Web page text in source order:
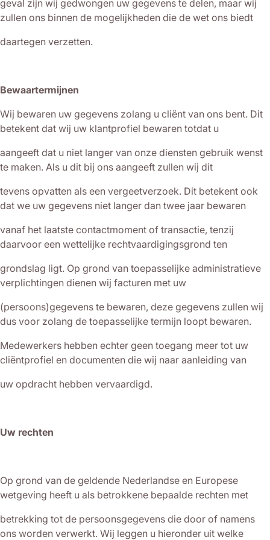
geval zijn wij gedwongen uw gegevens te delen, maar wij
zullen ons binnen de mogelijkheden die de wet ons biedt
daartegen verzetten.
Bewaartermijnen
Wij bewaren uw gegevens zolang u cliënt van ons bent. Dit
betekent dat wij uw klantprofiel bewaren totdat u
aangeeft dat u niet langer van onze diensten gebruik wenst
te maken. Als u dit bij ons aangeeft zullen wij dit
tevens opvatten als een vergeetverzoek. Dit betekent ook
dat we uw gegevens niet langer dan twee jaar bewaren
vanaf het laatste contactmoment of transactie, tenzij
daarvoor een wettelijke rechtvaardigingsgrond ten
grondslag ligt. Op grond van toepasselijke administratieve
verplichtingen dienen wij facturen met uw
(persoons)gegevens te bewaren, deze gegevens zullen wij
dus voor zolang de toepasselijke termijn loopt bewaren.
Medewerkers hebben echter geen toegang meer tot uw
cliëntprofiel en documenten die wij naar aanleiding van
uw opdracht hebben vervaardigd.
Uw rechten
Op grond van de geldende Nederlandse en Europese
wetgeving heeft u als betrokkene bepaalde rechten met
betrekking tot de persoonsgegevens die door of namens
ons worden verwerkt. Wij leggen u hieronder uit welke